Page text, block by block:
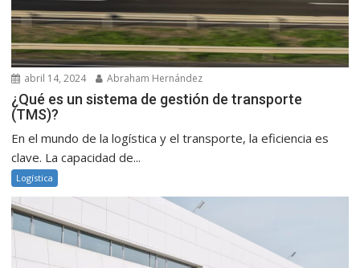
abril 14, 2024 Abraham Hernández
¿Qué es un sistema de gestión de transporte
(TMS)?
En el mundo de la logística y el transporte, la eficiencia es
clave. La capacidad de...
Logística